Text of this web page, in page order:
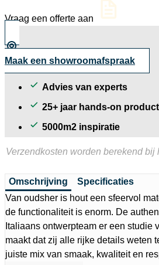
Vraag een offerte aan
Maak een showroomafspraak
Advies van experts
25+ jaar hands-on
5000m2 inspiratie
Verzendkosten worden berekend bij
Omschrijving
Specificaties
Van oudsher is hout een sfeervol
de functionaliteit is enorm. De
Italiaans ontwerpteam er een
maakt dat zij alle rijke details weten
juiste mix van smaak, kwaliteit en